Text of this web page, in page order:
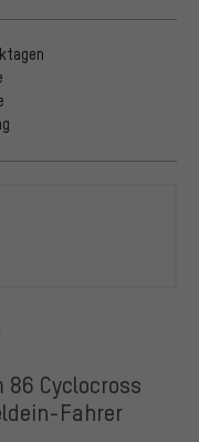
86 Cyclocross
Fahrer